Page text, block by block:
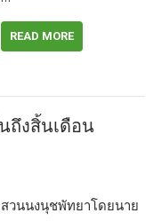
READ MORE
ถึงสิ้นเดือน
สวนนงนุชพัทยาโดยนาย